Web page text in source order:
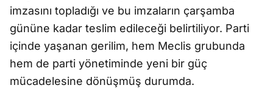
imzasını topladığı ve bu imzaların çarşamba
gününe kadar teslim edileceği belirtiliyor. Parti
içinde yaşanan gerilim, hem Meclis grubunda
hem de parti yönetiminde yeni bir güç
mücadelesine dönüşmüş durumda.